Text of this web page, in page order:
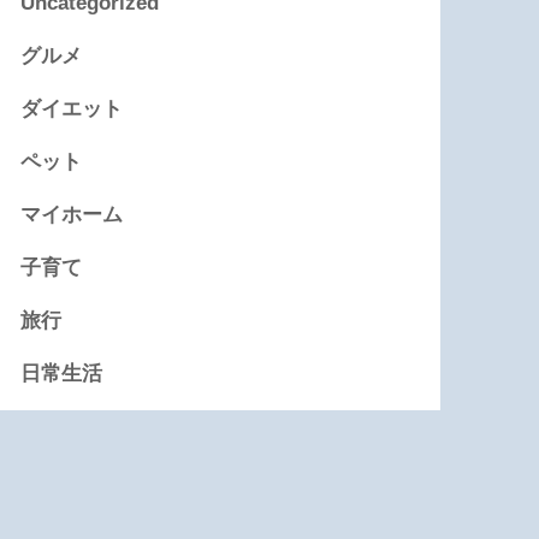
グルメ
ダイエット
ペット
マイホーム
子育て
旅行
日常生活